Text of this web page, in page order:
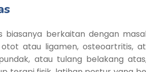
biasanya berkaitan dengan
atau ligamen, osteoartritis,
atau tulang belakang